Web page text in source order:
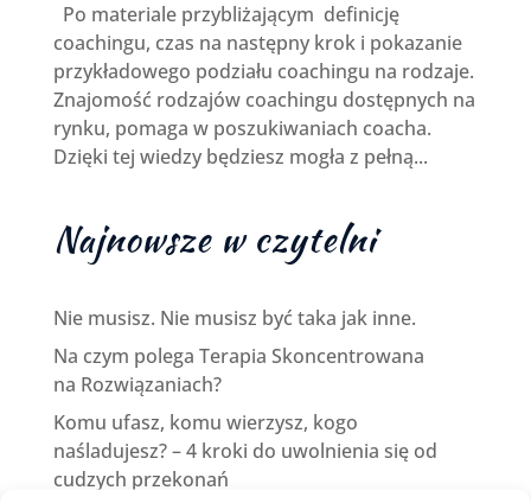
Po materiale przybliżającym definicję
coachingu, czas na następny krok i pokazanie
przykładowego podziału coachingu na rodzaje.
Znajomość rodzajów coachingu dostępnych na
rynku, pomaga w poszukiwaniach coacha.
Dzięki tej wiedzy będziesz mogła z pełną...
Najnowsze w czytelni
Nie musisz. Nie musisz być taka jak inne.
Na czym polega Terapia Skoncentrowana
na Rozwiązaniach?
Komu ufasz, komu wierzysz, kogo
naśladujesz? – 4 kroki do uwolnienia się od
cudzych przekonań